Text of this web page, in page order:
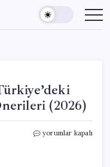
(2026)
5G
yorumlar kapalı